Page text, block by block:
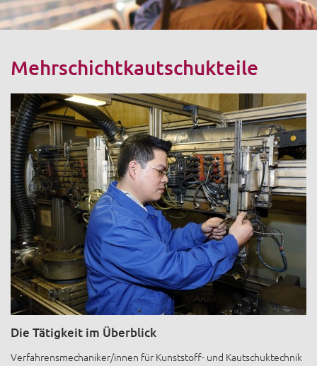
Mehrschichtkautschukteile
Die Tätigkeit im Überblick
Verfahrensmechaniker/innen für Kunststoff- und Kautschuktechnik